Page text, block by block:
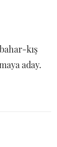
kış
aday.